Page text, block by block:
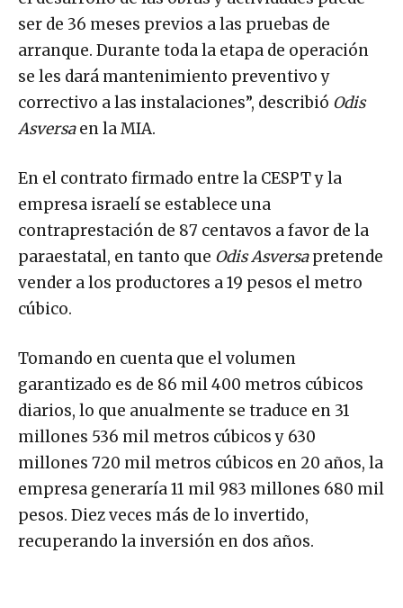
ser de 36 meses previos a las pruebas de
arranque. Durante toda la etapa de operación
se les dará mantenimiento preventivo y
correctivo a las instalaciones”, describió Odis
Asversaen la MIA.
En el contrato firmado entre la CESPT y la
empresa israelí se establece una
contraprestación de 87 centavos a favor de la
paraestatal, en tanto que Odis Asversapretende
vender a los productores a 19 pesos el metro
cúbico.
Tomando en cuenta que el volumen
garantizado es de 86 mil 400 metros cúbicos
diarios, lo que anualmente se traduce en 31
millones 536 mil metros cúbicos y 630
millones 720 mil metros cúbicos en 20 años, la
empresa generaría 11 mil 983 millones 680 mil
pesos. Diez veces más de lo invertido,
recuperando la inversión en dos años.